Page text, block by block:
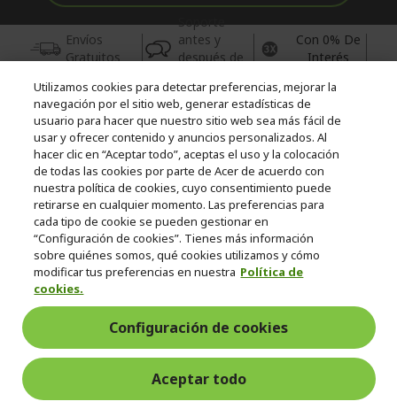
Envíos
Gratuitos
Soporte
antes y
después de
Con 0% De
Interés
© 2026 Acer Inc.
CPYou BV es el vendedor y distribuidor autorizado de los
productos y servicios ofrecidos en esta tienda.
Incluida la aportación para la gestión de RAEES, según RD.
110/2015, inscrita en el RII-AEE Nº 7573; de pilas y baterías, según
RD. 106/2008, inscrita en el RII-PYA Nº 2180. Adherida a los
sistemas integrales de gestión de ecopilas y ecoembes.
España
Utilizamos cookies para detectar preferencias, mejorar la
navegación por el sitio web, generar estadísticas de
usuario para hacer que nuestro sitio web sea más fácil de
usar y ofrecer contenido y anuncios personalizados. Al
hacer clic en “Aceptar todo”, aceptas el uso y la colocación
de todas las cookies por parte de Acer de acuerdo con
nuestra política de cookies, cuyo consentimiento puede
retirarse en cualquier momento. Las preferencias para
cada tipo de cookie se pueden gestionar en
“Configuración de cookies”. Tienes más información
sobre quiénes somos, qué cookies utilizamos y cómo
modificar tus preferencias en nuestra Política de
cookies.
Configuración de cookies
Aceptar todo